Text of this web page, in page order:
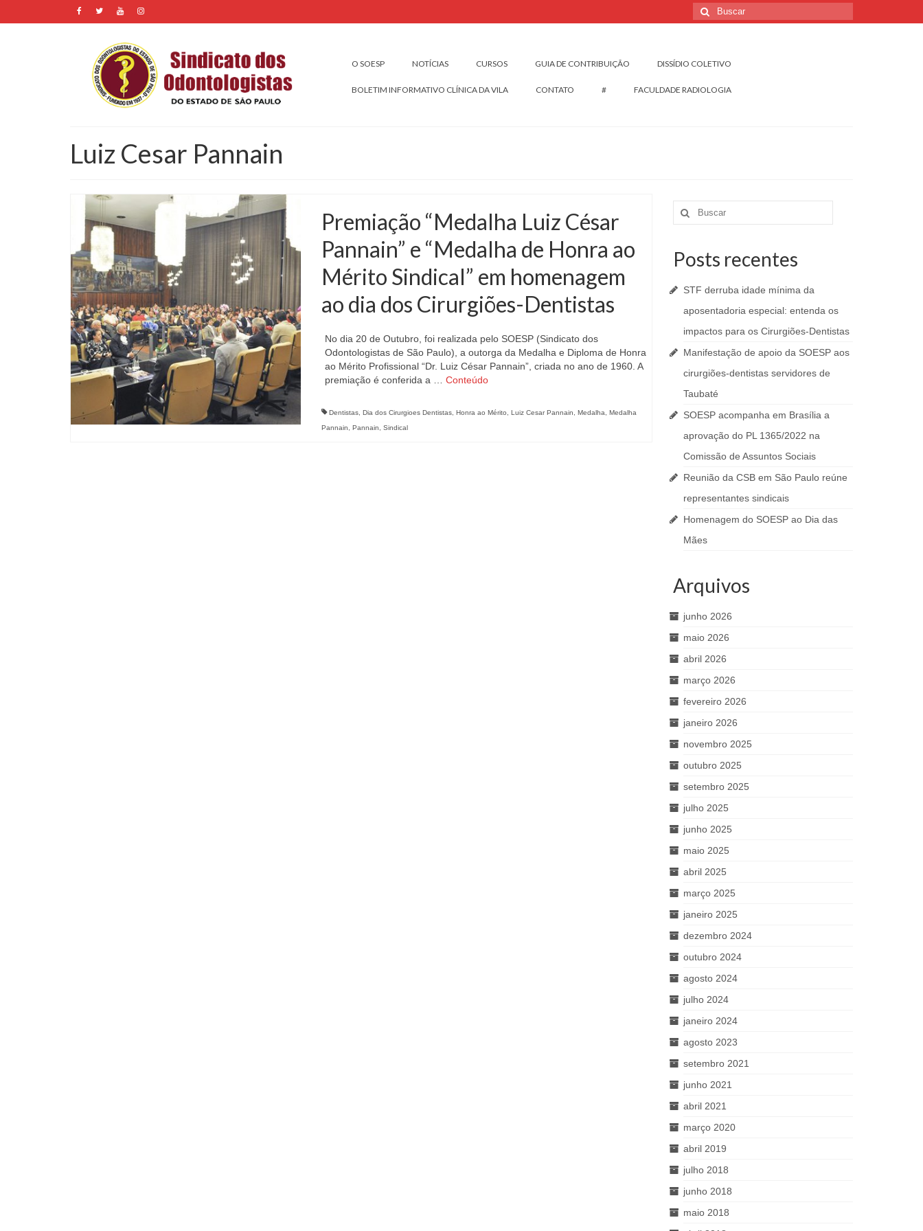
Buscar
por:
O SOESP NOTÍCIAS CURSOS GUIA DE CONTRIBUIÇÃO DISSÍDIO COLETIVO
BOLETIM INFORMATIVO CLÍNICA DA VILA CONTATO # FACULDADE RADIOLOGIA
Luiz Cesar Pannain
Premiação “Medalha Luiz César
Pannain” e “Medalha de Honra ao
Mérito Sindical” em homenagem
ao dia dos Cirurgiões-Dentistas
No dia 20 de Outubro, foi realizada pelo SOESP (Sindicato dos
Odontologistas de São Paulo), a outorga da Medalha e Diploma de Honra
ao Mérito Profissional “Dr. Luiz César Pannain”, criada no ano de 1960. A
premiação é conferida a … Conteúdo
Dentistas, Dia dos Cirurgioes Dentistas, Honra ao Mérito, Luiz Cesar Pannain, Medalha, Medalha
Pannain, Pannain, Sindical
Buscar
por:
Posts recentes
STF derruba idade mínima da
aposentadoria especial: entenda os
impactos para os Cirurgiões-Dentistas
Manifestação de apoio da SOESP aos
cirurgiões-dentistas servidores de
Taubaté
SOESP acompanha em Brasília a
aprovação do PL 1365/2022 na
Comissão de Assuntos Sociais
Reunião da CSB em São Paulo reúne
representantes sindicais
Homenagem do SOESP ao Dia das
Mães
Arquivos
junho 2026
maio 2026
abril 2026
março 2026
fevereiro 2026
janeiro 2026
novembro 2025
outubro 2025
setembro 2025
julho 2025
junho 2025
maio 2025
abril 2025
março 2025
janeiro 2025
dezembro 2024
outubro 2024
agosto 2024
julho 2024
janeiro 2024
agosto 2023
setembro 2021
junho 2021
abril 2021
março 2020
abril 2019
julho 2018
junho 2018
maio 2018